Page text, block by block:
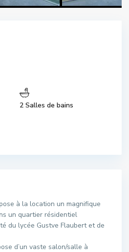
2 Salles de bains
à la location un magnifique
un quartier résidentiel
du lycée Gustve Flaubert et de
d’un vaste salon/salle à